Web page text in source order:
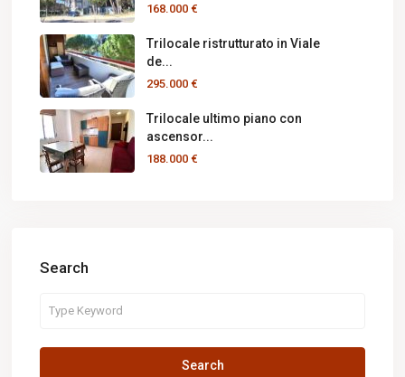
168.000 €
Trilocale ristrutturato in Viale
de...
295.000 €
Trilocale ultimo piano con
ascensor...
188.000 €
Search
Search